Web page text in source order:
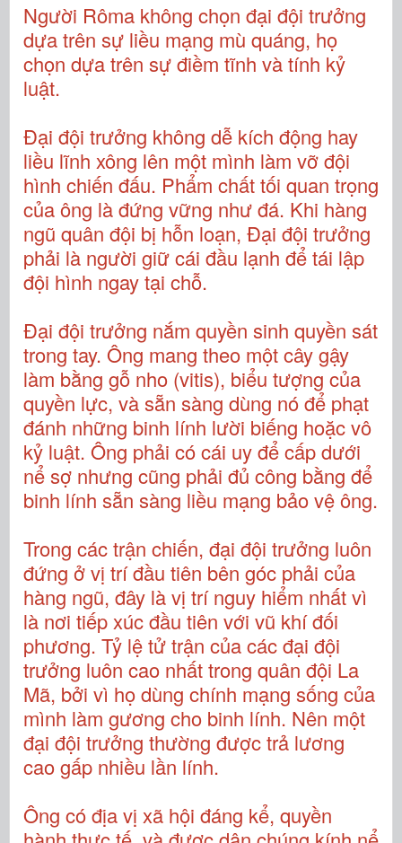
Người Rôma không chọn đại đội trưởng
dựa trên sự liều mạng mù quáng, họ
chọn dựa trên sự điềm tĩnh và tính kỷ
luật.
Đại đội trưởng không dễ kích động hay
liều lĩnh xông lên một mình làm vỡ đội
hình chiến đấu. Phẩm chất tối quan trọng
của ông là đứng vững như đá. Khi hàng
ngũ quân đội bị hỗn loạn, Đại đội trưởng
phải là người giữ cái đầu lạnh để tái lập
đội hình ngay tại chỗ.
Đại đội trưởng nắm quyền sinh quyền sát
trong tay. Ông mang theo một cây gậy
làm bằng gỗ nho (vitis), biểu tượng của
quyền lực, và sẵn sàng dùng nó để phạt
đánh những binh lính lười biếng hoặc vô
kỷ luật. Ông phải có cái uy để cấp dưới
nể sợ nhưng cũng phải đủ công bằng để
binh lính sẵn sàng liều mạng bảo vệ ông.
Trong các trận chiến, đại đội trưởng luôn
đứng ở vị trí đầu tiên bên góc phải của
hàng ngũ, đây là vị trí nguy hiểm nhất vì
là nơi tiếp xúc đầu tiên với vũ khí đối
phương. Tỷ lệ tử trận của các đại đội
trưởng luôn cao nhất trong quân đội La
Mã, bởi vì họ dùng chính mạng sống của
mình làm gương cho binh lính. Nên một
đại đội trưởng thường được trả lương
cao gấp nhiều lần lính.
Ông có địa vị xã hội đáng kể, quyền